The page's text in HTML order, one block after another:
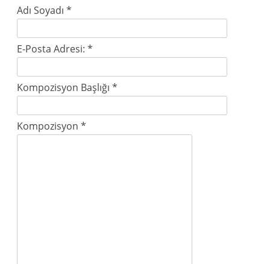
Adı Soyadı *
E-Posta Adresi: *
Kompozisyon Başlığı *
Kompozisyon *